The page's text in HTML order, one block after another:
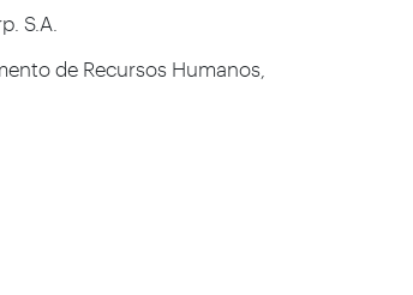
S.A.
de Recursos Humanos,